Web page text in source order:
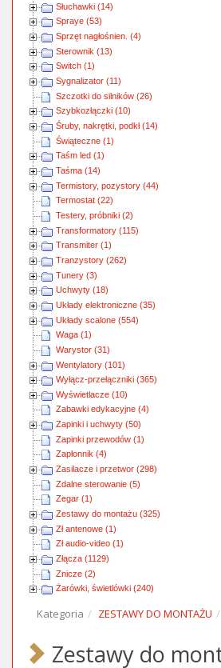
Słuchawki (14)
Spraye (53)
Sprzęt nagłośnien. (4)
Sterownik (13)
Switch (1)
Sygnalizator (11)
Szczotki do silników (26)
Szybkozłączki (10)
Śruby, nakrętki, podkł (14)
Świąteczne (1)
Taśm led (1)
Taśma (14)
Termistory, pozystory (44)
Termostat (22)
Testery, próbniki (2)
Transformatory (115)
Transmiter (1)
Tranzystory (262)
Tunery (3)
Uchwyty (18)
Układy elektroniczne (35)
Układy scalone (554)
Waga (1)
Warystor (31)
Wentylatory (101)
Wyłącz-przełączniki (365)
Wyświetlacze (10)
Zabawki edykacyjne (4)
Zapinki i uchwyty (50)
Zapinki przewodów (1)
Zapłonnik (4)
Zasilacze i przetwor (298)
Zdalne sterowanie (5)
Zegar (1)
Zestawy do montażu (325)
Zł antenowe (1)
Zł audio-video (1)
Złącza (1129)
Znicze (2)
Żarówki, świetlówki (240)
Kategoria ZESTAWY DO MONTAŻU
Zestawy do